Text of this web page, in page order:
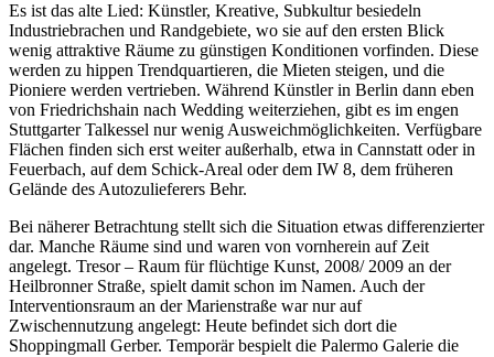
Es ist das alte Lied: Künstler, Kreative, Subkultur besiedeln
Industriebrachen und Randgebiete, wo sie auf den ersten Blick
wenig attraktive Räume zu günstigen Konditionen vorfinden. Diese
werden zu hippen Trendquartieren, die Mieten steigen, und die
Pioniere werden vertrieben. Während Künstler in Berlin dann eben
von Friedrichshain nach Wedding weiterziehen, gibt es im engen
Stuttgarter Talkessel nur wenig Ausweichmöglichkeiten. Verfügbare
Flächen finden sich erst weiter außerhalb, etwa in Cannstatt oder in
Feuerbach, auf dem Schick-Areal oder dem IW 8, dem früheren
Gelände des Autozulieferers Behr.
Bei näherer Betrachtung stellt sich die Situation etwas differenzierter
dar. Manche Räume sind und waren von vornherein auf Zeit
angelegt. Tresor – Raum für flüchtige Kunst, 2008/ 2009 an der
Heilbronner Straße, spielt damit schon im Namen. Auch der
Interventionsraum an der Marienstraße war nur auf
Zwischennutzung angelegt: Heute befindet sich dort die
Shoppingmall Gerber. Temporär bespielt die Palermo Galerie die